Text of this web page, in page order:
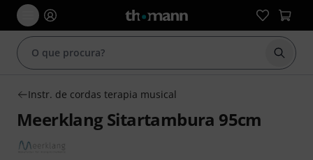
Iniciar
Instr. de cordas terapia musical
Meerklang Sitartambura 95cm